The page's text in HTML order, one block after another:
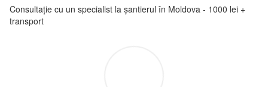
Consultație cu un specialist la șantierul în Moldova - 1000 lei +
transport